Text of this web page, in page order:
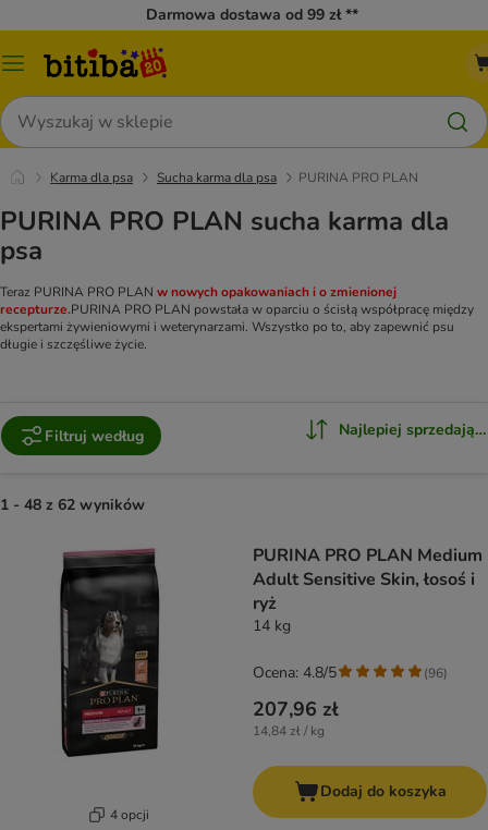
Darmowa dostawa od 99 zł **
Menu
Szukaj
Karma dla psa Sucha karma dla psa PURINA PRO PLAN
PURINA PRO PLAN sucha karma dla
psa
Teraz PURINA PRO PLAN w nowych opakowaniach i o zmienionej
recepturze.PURINA PRO PLAN powstała w oparciu o ścisłą współpracę między
ekspertami żywieniowymi i weterynarzami. Wszystko po to, aby zapewnić psu
długie i szczęśliwe życie.
Filtruj według Najlepiej
1 - 48 z 62 wyników
4 opcji
PURINA PRO PLAN Medium
Adult Sensitive Skin, łosoś i
ryż
14 kg
207,96 zł
14,84 zł / kg
Ocena: 4.8/5 (96)
Dodaj do koszyka